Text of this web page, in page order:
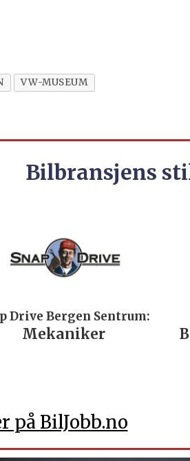
VW-MUSEUM
Bilbransjens
Drive Bergen Sentrum:
Mekaniker
på BilJobb.no